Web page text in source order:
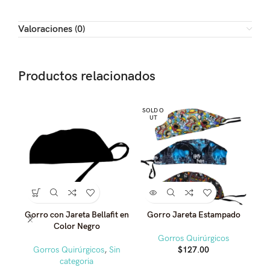
Valoraciones (0)
Productos relacionados
Gorro con Jareta Bellafit en
Color Negro
Gorros Quirúrgicos, Sin
categoria
SOLD O
UT
Gorro Jareta Estampado
Gorros Quirúrgicos
$127.00